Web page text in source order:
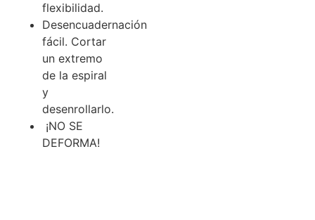
flexibilidad.
Desencuadernación
fácil. Cortar
un extremo
de la espiral
y
desenrollarlo.
¡NO SE
DEFORMA!